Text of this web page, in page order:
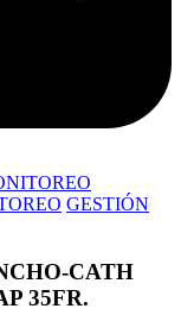
GESTIÓN
CATH
35FR.